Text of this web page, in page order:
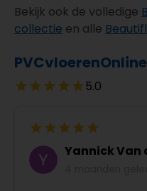
Bekijk ook de volledige
collectie en alle
5.0
Yannick Van